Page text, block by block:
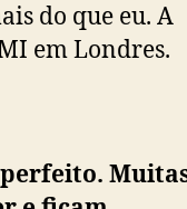
do que eu. A
em Londres.